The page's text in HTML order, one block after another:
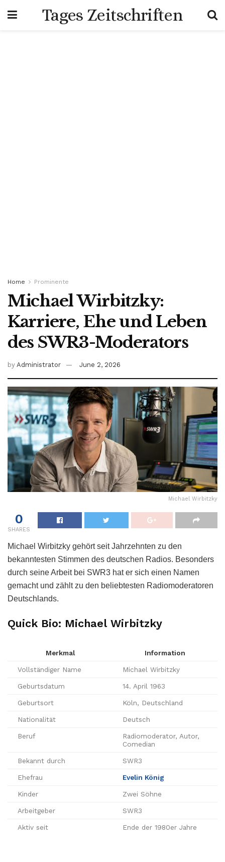
Tages Zeitschriften
Home Prominente
Michael Wirbitzky:
Karriere, Ehe und Leben
des SWR3-Moderators
by Administrator June 2, 2026
Michael Wirbitzky
0
SHARES
Michael Wirbitzky gehört seit Jahrzehnten zu den
bekanntesten Stimmen des deutschen Radios. Besonders
durch seine Arbeit bei SWR3 hat er sich einen Namen
gemacht und zählt zu den beliebtesten Radiomoderatoren
Deutschlands.
Quick Bio: Michael Wirbitzky
Merkmal Information
Vollständiger Name Michael Wirbitzky
Geburtsdatum 14. April 1963
Geburtsort Köln, Deutschland
Nationalität Deutsch
Beruf
Radiomoderator, Autor,
Comedian
Bekannt durch SWR3
Ehefrau Evelin König
Kinder Zwei Söhne
Arbeitgeber SWR3
Aktiv seit Ende der 1980er Jahre